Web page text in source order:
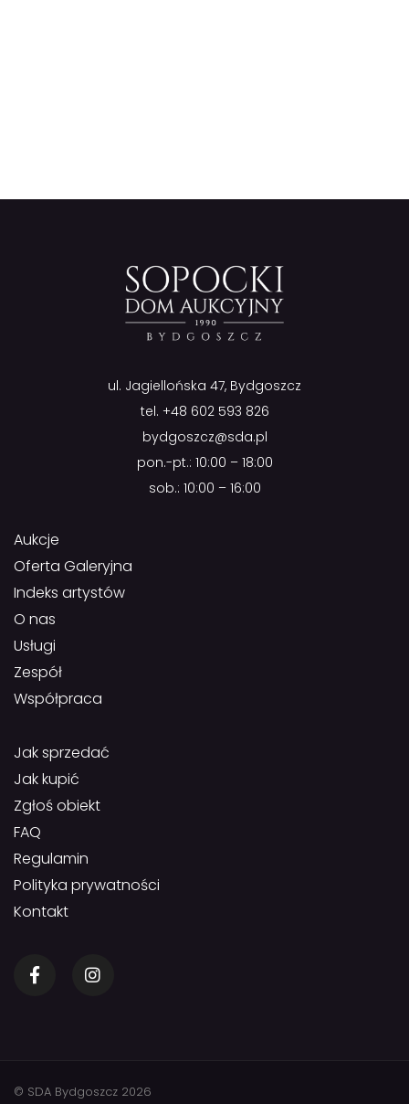
ul. Jagiellońska 47, Bydgoszcz
tel. +48 602 593 826
bydgoszcz@sda.pl
pon.-pt.: 10:00 – 18:00
sob.: 10:00 – 16:00
Aukcje
Oferta Galeryjna
Indeks artystów
O nas
Usługi
Zespół
Współpraca
Jak sprzedać
Jak kupić
Zgłoś obiekt
FAQ
Regulamin
Polityka prywatności
Kontakt
© SDA Bydgoszcz 2026